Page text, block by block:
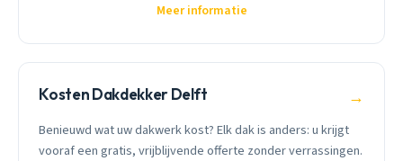
Meer informatie
Kosten Dakdekker Delft →
Benieuwd wat uw dakwerk kost? Elk dak is anders: u krijgt
vooraf een gratis, vrijblijvende offerte zonder verrassingen.